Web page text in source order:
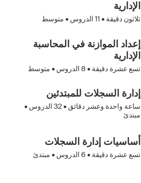
الإدارية
ثلاثون دقيقة • 11 الدروس • متوسط
إعداد الموازنة في المحاسبة
الإدارية
تسع عشرة دقيقة • 8 الدروس • متوسط
إدارة السجلات للمبتدئين
ساعة واحدة وعشر دقائق •32 الدروس •
مبتدئ
أساسيات إدارة السجلات
تسع عشرة دقيقة • 6 الدروس • مبتدئ